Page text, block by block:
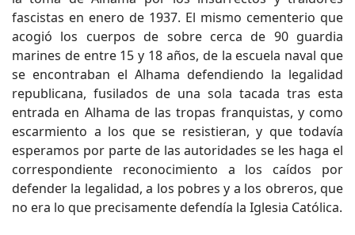
fascistas en enero de 1937. El mismo cementerio que
acogió los cuerpos de sobre cerca de 90 guardia
marines de entre 15 y 18 años, de la escuela naval que
se encontraban el Alhama defendiendo la legalidad
republicana, fusilados de una sola tacada tras esta
entrada en Alhama de las tropas franquistas, y como
escarmiento a los que se resistieran, y que todavía
esperamos por parte de las autoridades se les haga el
correspondiente reconocimiento a los caídos por
defender la legalidad, a los pobres y a los obreros, que
no era lo que precisamente defendía la Iglesia Católica.